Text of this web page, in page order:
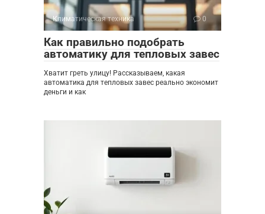
Климатическая техника 0
Как правильно подобрать
автоматику для тепловых завес
Хватит греть улицу! Рассказываем, какая
автоматика для тепловых завес реально экономит
деньги и как